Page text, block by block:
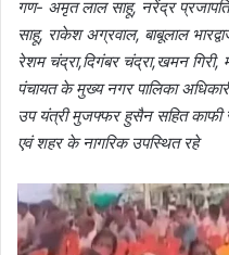
गण- अमृत लाल साहू, नरेंद्र
साहू, राकेश अग्रवाल, बाबूलाल
रेशम चंद्रा,दिगंबर चंद्रा,खमन गिरी,
पंचायत के मुख्य नगर पालिका
उप यंत्री मुजफ्फर हुसैन सहित काफी
एवं शहर के नागरिक उपस्थित रहे